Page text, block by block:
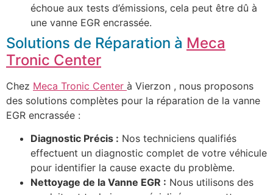
échoue aux tests d’émissions, cela peut être dû à
une vanne EGR encrassée.
Solutions de Réparation à Meca
Tronic Center
Chez Meca Tronic Center à Vierzon , nous proposons
des solutions complètes pour la réparation de la vanne
EGR encrassée :
Diagnostic Précis : Nos techniciens qualifiés
effectuent un diagnostic complet de votre véhicule
pour identifier la cause exacte du problème.
Nettoyage de la Vanne EGR : Nous utilisons des